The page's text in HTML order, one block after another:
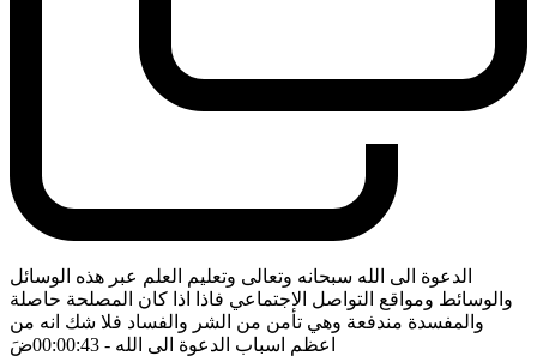
الدعوة الى الله سبحانه وتعالى وتعليم العلم عبر هذه الوسائل
والوسائط ومواقع التواصل الاجتماعي فاذا اذا كان المصلحة حاصلة
والمفسدة مندفعة وهي تأمن من الشر والفساد فلا شك انه من
اعظم اسباب الدعوة الى الله - 00:00:43 ضَ